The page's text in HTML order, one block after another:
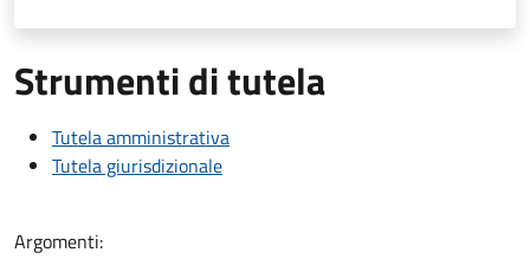
Strumenti di tutela
Tutela amministrativa
Tutela giurisdizionale
Argomenti: